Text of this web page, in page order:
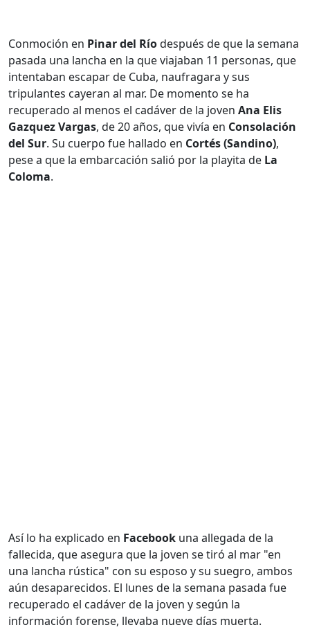
Conmoción en Pinar del Ríodespués de que la semana
pasada una lancha en la que viajaban 11 personas, que
intentaban escapar de Cuba, naufragara y sus
tripulantes cayeran al mar. De momento se ha
recuperado al menos el cadáver de la joven Ana Elis
Gazquez Vargas, de 20 años, que vivía en Consolación
del Sur. Su cuerpo fue hallado en Cortés (Sandino),
pese a que la embarcación salió por la playita de La
Coloma.
Así lo ha explicado en Facebook una allegada de la
fallecida, que asegura que la joven se tiró al mar "en
una lancha rústica" con su esposo y su suegro, ambos
aún desaparecidos. El lunes de la semana pasada fue
recuperado el cadáver de la joven y según la
información forense, llevaba nueve días muerta.